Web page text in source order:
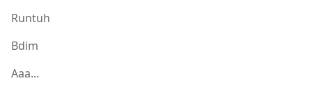
Runtuh
Bdim
Aaa...